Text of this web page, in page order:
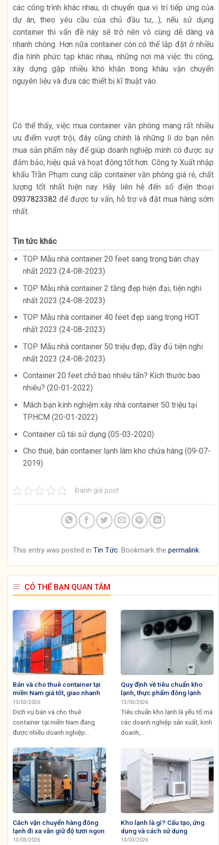
các công trình khác nhau, di chuyển qua vị trí tiếp ứng của
dự án, theo yêu cầu của chủ đầu tư,…); nếu sử dụng
container thì vấn đề này sẽ trở nên vô cùng dễ dàng và
nhanh chóng. Hơn nữa container còn có thể lắp đặt ở nhiều
địa hình phức tạp khác nhau, những nơi mà việc thi công,
xây dựng gặp nhiều khó khăn trong khâu vận chuyển
nguyên liệu và đưa các thiết bị kĩ thuật vào.
Có thể thấy, việc mua container văn phòng mang rất nhiều
ưu điểm vượt trội, đây cũng chính là những lí do bạn nên
mua sản phẩm này để giúp doanh nghiệp mình có được sự
đảm bảo, hiệu quả và hoạt động tốt hơn. Công ty Xuất nhập
khẩu Trần Phạm cung cấp container văn phòng giá rẻ, chất
lượng tốt nhất hiện nay. Hãy liên hệ đến số điện thoại
0937823382 để được tư vấn, hỗ trợ và đặt mua hàng sớm
nhất.
Tin tức khác
TOP Mẫu nhà container 20 feet sang trọng bán chạy
nhất 2023 (24-08-2023)
TOP Mẫu nhà container 2 tầng đẹp hiện đại, tiện nghi
nhất 2023 (24-08-2023)
TOP Mẫu nhà container 40 feet đẹp sang trọng HOT
nhất 2023 (24-08-2023)
TOP Mẫu nhà container 50 triệu đẹp, đầy đủ tiện nghi
nhất 2023 (24-08-2023)
Container 20 feet chở bao nhiêu tấn? Kích thước bao
nhiêu? (20-01-2022)
Mách bạn kinh nghiệm xây nhà container 50 triệu tại
TP.HCM (20-01-2022)
Container cũ tái sử dụng (05-03-2020)
Cho thuê, bán container lạnh làm kho chứa hàng (09-07-
2019)
Đánh giá post
This entry was posted in Tin Tức . Bookmark the permalink
CÓ THỂ BẠN QUAN TÂM
Bán và cho thuê container tại
miền Nam giá tốt, giao nhanh
13/03/2026
Dịch vụ bán và cho thuê
container tại miền Nam đang
được nhiều doanh nghiệp...
Quy định về tiêu chuẩn kho
lạnh, thực phẩm đông lạnh
13/03/2026
Tiêu chuẩn kho lạnh là yếu tố mà
các doanh nghiệp sản xuất, kinh
doanh,...
Cách vận chuyển hàng đông
lạnh đi xa vẫn giữ độ tươi ngon
13/03/2026
Kho lạnh là gì? Cấu tạo, ứng
dụng và cách sử dụng
13/03/2026